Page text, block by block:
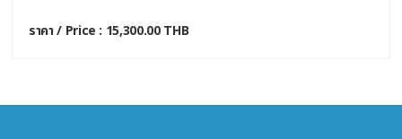
ราคา / Price : 15,300.00 THB